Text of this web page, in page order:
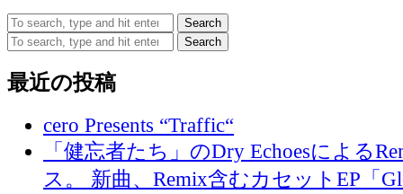
Search
Search
最近の投稿
cero Presents “Traffic“
「健忘者たち」のDry Echoesによる
ス。 新曲、Remix含むカセットEP「